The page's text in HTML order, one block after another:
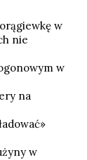
w
nie
w
na
w